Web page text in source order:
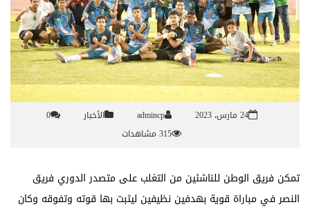
24 مارس، 2023 admincp الأخبار
0
315 مشاهدات
تمكنفريقالوطنللناشئينمنالتغلبعلىمتصدرالدوريفريق
النصرفيمباراةقوية بهدفيننظيفينليثبتبهاقوته وتفوقهوكان